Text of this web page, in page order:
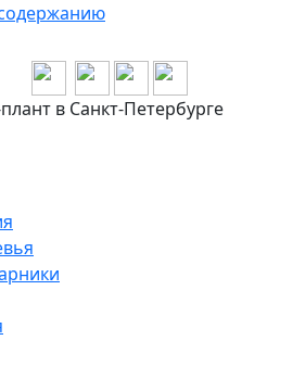
в Санкт-Петербурге